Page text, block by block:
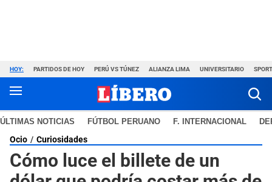
HOY: PARTIDOS DE HOY PERÚ VS TÚNEZ ALIANZA LIMA UNIVERSITARIO
ÚLTIMAS NOTICIAS FÚTBOL PERUANO F. INTERNACIONAL
Ocio Curiosidades
Cómo luce el billete de un